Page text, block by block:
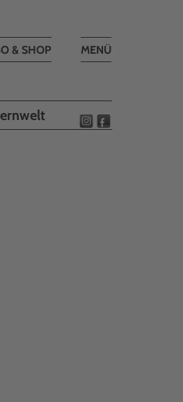
Toggle
MENÜ
& SHOP